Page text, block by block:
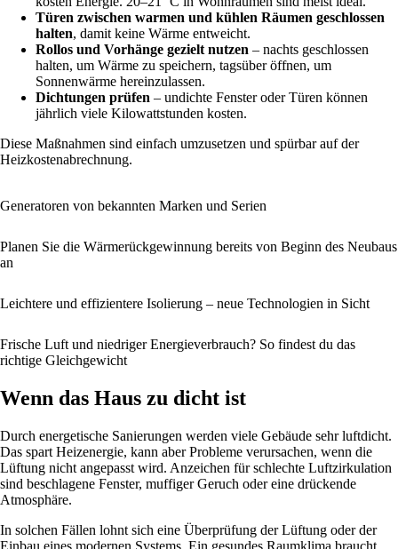
Türen zwischen warmen und kühlen Räumen geschlossen
halten, damit keine Wärme entweicht.
Rollos und Vorhänge gezielt nutzen – nachts geschlossen
halten, um Wärme zu speichern, tagsüber öffnen, um
Sonnenwärme hereinzulassen.
Dichtungen prüfen – undichte Fenster oder Türen können
jährlich viele Kilowattstunden kosten.
Diese Maßnahmen sind einfach umzusetzen und spürbar auf der
Heizkostenabrechnung.
Generatoren von bekannten Marken und Serien
Planen Sie die Wärmerückgewinnung bereits von Beginn des Neubaus
an
Leichtere und effizientere Isolierung – neue Technologien in Sicht
Frische Luft und niedriger Energieverbrauch? So findest du das
richtige Gleichgewicht
Wenn das Haus zu dicht ist
Durch energetische Sanierungen werden viele Gebäude sehr luftdicht.
Das spart Heizenergie, kann aber Probleme verursachen, wenn die
Lüftung nicht angepasst wird. Anzeichen für schlechte Luftzirkulation
sind beschlagene Fenster, muffiger Geruch oder eine drückende
Atmosphäre.
In solchen Fällen lohnt sich eine Überprüfung der Lüftung oder der
Einbau eines modernen Systems. Ein gesundes Raumklima braucht